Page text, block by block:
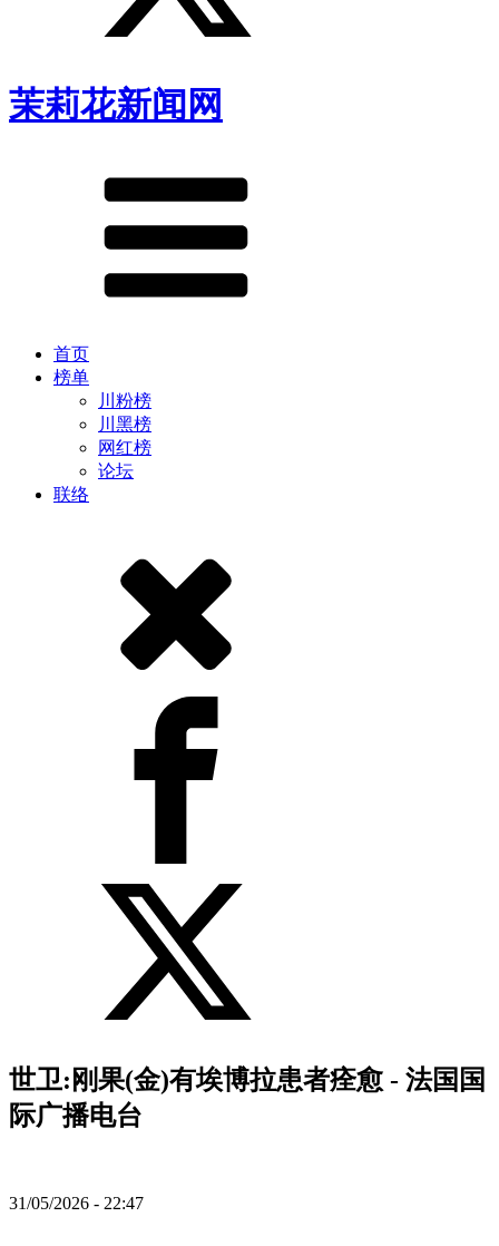
茉莉花新闻网
首页
榜单
川粉榜
川黑榜
网红榜
论坛
联络
世卫:刚果(金)有埃博拉患者痊愈 - 法国国
际广播电台
31/05/2026 - 22:47